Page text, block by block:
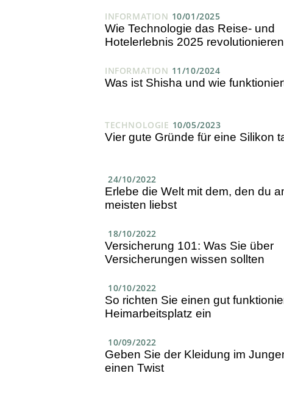
INFORMATION 10/01/2025
Wie Technologie das Reise- und
Hotelerlebnis 2025
INFORMATION 11/10/2024
Was ist Shisha und wie
TECHNOLOGIE 10/05/2023
Vier gute Gründe für eine Silikon
24/10/2022
Erlebe die Welt mit dem, den du
meisten liebst
18/10/2022
Versicherung 101: Was Sie über
Versicherungen wissen sollten
10/10/2022
So richten Sie einen gut
Heimarbeitsplatz ein
10/09/2022
Geben Sie der Kleidung im
einen Twist